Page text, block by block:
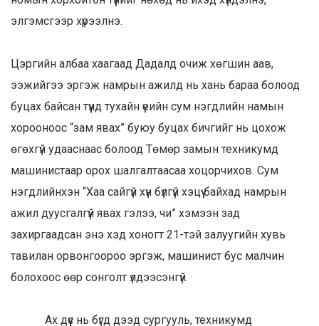
элгэмсгээр хүрээлнэ.
Цэргийн албаа хаагаад Дадалд очиж хөгшин аав,
ээжийгээ эргэж намрын ажилд нь хань бараа болоод
буцах байсан түүнд тухайн үеийн сум нэгдлийн намын
хорооноос “зам явах” буюу буцах бичгийг нь цохож
өгөхгүй удааснаас болоод Төмөр замын техникумд
машинистаар орох шалгалтаасаа хоцорчихов. Сум
нэгдлийнхэн “Хаа сайгүй хүн бүлгүй хэцүү байхад намрын
ажил дуусгалгүй явах гэлээ, чи” хэмээн зад
захиргаадсан энэ хэд хоногт 21-тэй залуугийн хувь
тавилан орвонгоороо эргэж, машинист бус малчин
болохоос өөр сонголт үлдээсэнгүй.
Ах дүүс нь бүгд дээд сургууль, техникумд